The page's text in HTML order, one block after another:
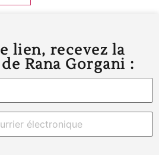
lien, recevez la
Rana Gorgani :